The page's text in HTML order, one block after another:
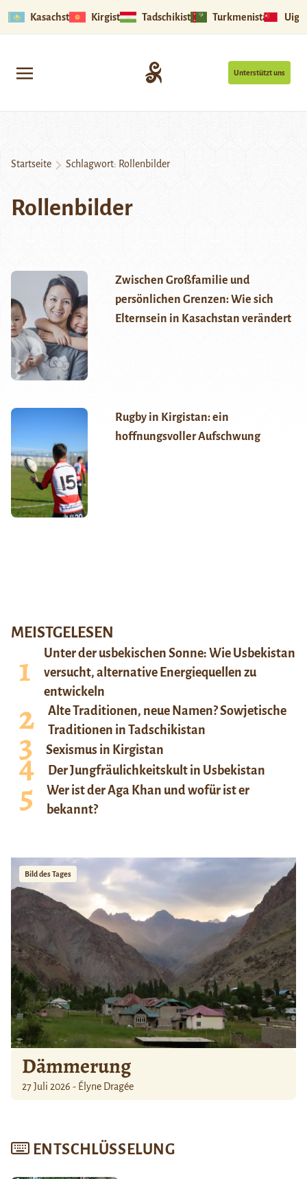
Kasachstan Kirgistan Tadschikistan Turkmenistan
Unterstützt uns
Startseite Schlagwort: Rollenbilder
Rollenbilder
Zwischen Großfamilie und
persönlichen Grenzen: Wie sich
Elternsein in Kasachstan verändert
Rugby in Kirgistan: ein
hoffnungsvoller Aufschwung
MEISTGELESEN
Unter der usbekischen Sonne: Wie Usbekistan
versucht, alternative Energiequellen zu
entwickeln
Alte Traditionen, neue Namen? Sowjetische
Traditionen in Tadschikistan
Sexismus in Kirgistan
Der Jungfräulichkeitskult in Usbekistan
Wer ist der Aga Khan und wofür ist er
bekannt?
Bild des Tages
Dämmerung
27 Juli 2026 - Élyne Dragée
ENTSCHLÜSSELUNG